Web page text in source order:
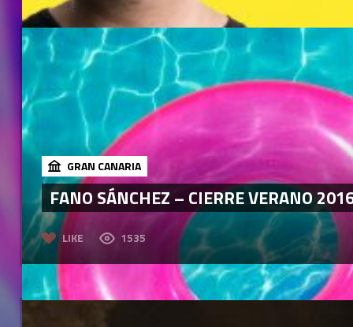
GRAN CANARIA
FANO SÁNCHEZ – CIERRE VERANO
LIKE 1535